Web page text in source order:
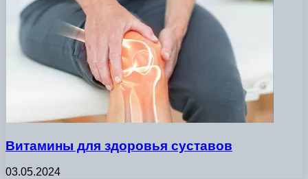
Витамины для здоровья суставов
03.05.2024